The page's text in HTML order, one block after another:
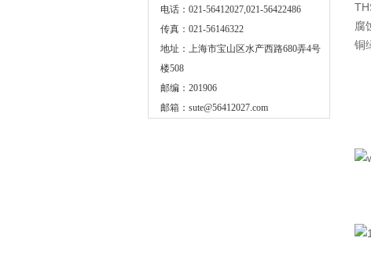
电话：021-56412027,021-56422486
传真：021-56146322
地址：上海市宝山区水产西路680弄4号
楼508
邮编：201906
邮箱： sute@56412027.com
腐
铜